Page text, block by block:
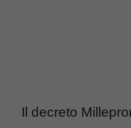
Il decreto